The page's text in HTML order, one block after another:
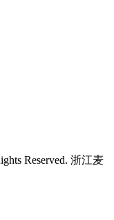
Reserved. 浙江麦